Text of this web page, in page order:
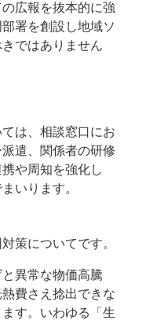
広報を抜本的に強
署を創設し地域ソ
ではありません
は、相談窓口にお
遣、関係者の研修
や周知を強化し
いります。
策についてです。
異常な物価高騰
費さえ捻出できな
す。いわゆる「生